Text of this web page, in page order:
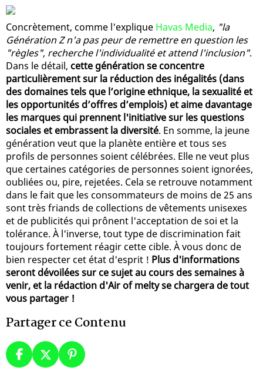
Concrètement, comme l'explique Havas Media, "la
Génération Z n'a pas peur de remettre en question les
"règles", recherche l'individualité et attend l'inclusion".
Dans le détail, cette génération se concentre
particulièrement sur la réduction des inégalités (dans
des domaines tels que l’origine ethnique, la sexualité et
les opportunités d’offres d’emplois) et aime davantage
les marques qui prennent l'initiative sur les questions
sociales et embrassent la diversité. En somme, la jeune
génération veut que la planète entière et tous ses
profils de personnes soient célébrées. Elle ne veut plus
que certaines catégories de personnes soient ignorées,
oubliées ou, pire, rejetées. Cela se retrouve notamment
dans le fait que les consommateurs de moins de 25 ans
sont très friands de collections de vêtements unisexes
et de publicités qui prônent l'acceptation de soi et la
tolérance. À l'inverse, tout type de discrimination fait
toujours fortement réagir cette cible. À vous donc de
bien respecter cet état d'esprit ! Plus d'informations
seront dévoilées sur ce sujet au cours des semaines à
venir, et la rédaction d'Air of melty se chargera de tout
vous partager !
Partager ce Contenu